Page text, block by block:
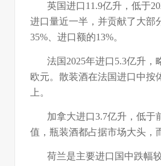
英国进口11.9亿升，低于
进口量近一半，并贡献了大部
35%、进口额的13%。
法国2025年进口5.3亿升，
欧元。散装酒在法国进口中按
上。
加拿大进口3.7亿升，低于
值，瓶装酒都占据市场大头，
荷兰是主要进口国中跌幅较